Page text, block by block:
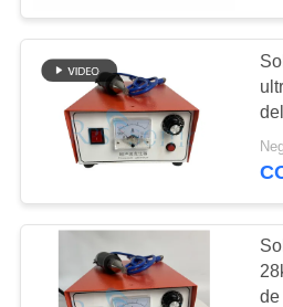
POLÍTICA
PRIVACIDAD
cuerno de
soldadura
ultrasónica
Dispositivo
de